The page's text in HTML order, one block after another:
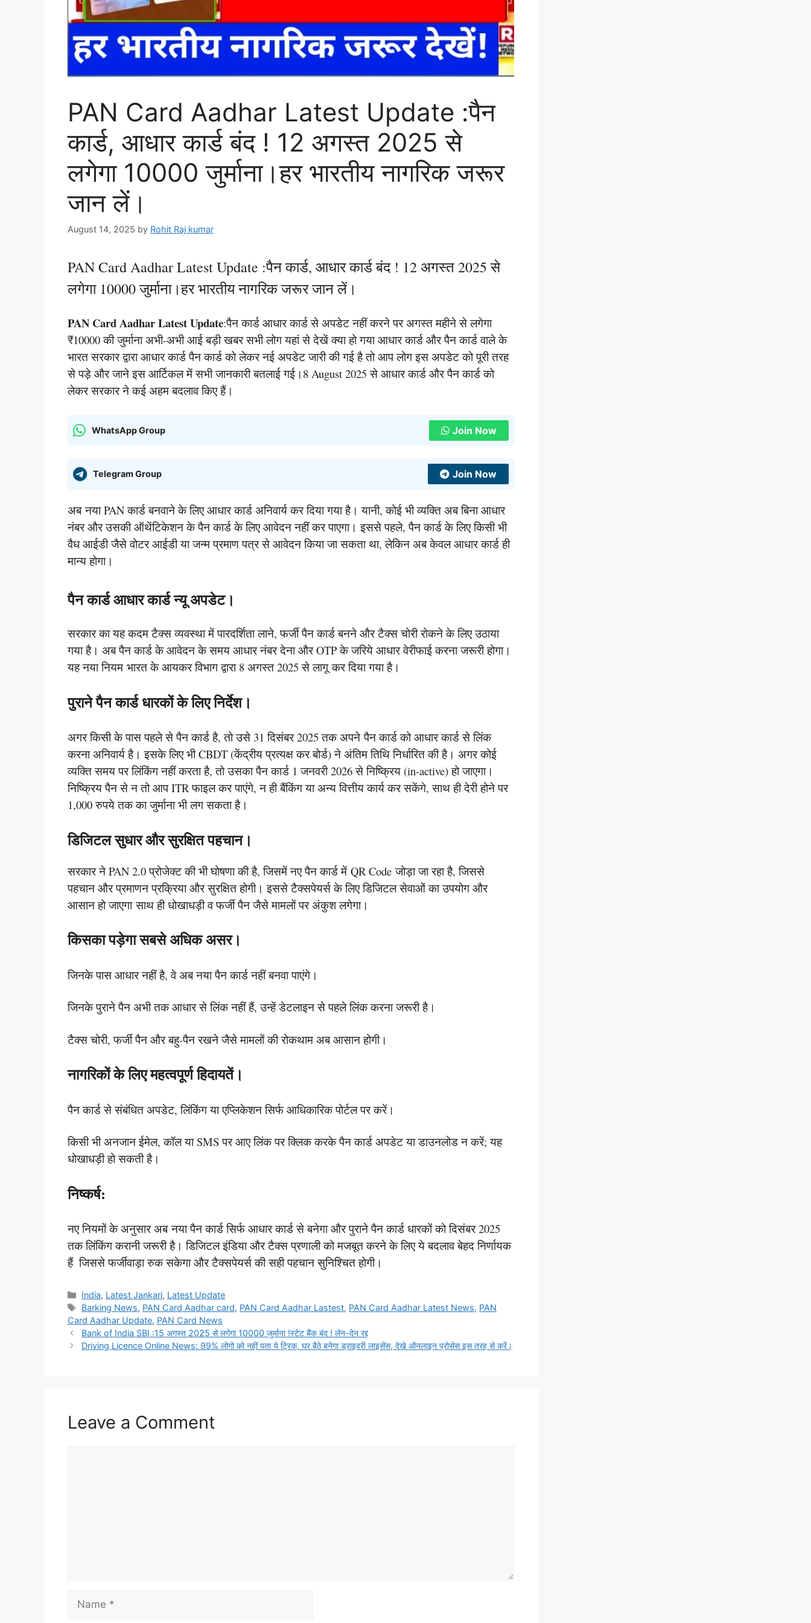
PAN Card Aadhar Latest Update :पैन
कार्ड, आधार कार्ड बंद ! 12 अगस्त 2025 से
लगेगा 10000 जुर्माना।हर भारतीय नागरिक जरूर
जान लें।
August 14, 2025 by Rohit Raj kumar
PAN Card Aadhar Latest Update :पैन कार्ड, आधार कार्ड बंद ! 12 अगस्त 2025 से
लगेगा 10000 जुर्माना।हर भारतीय नागरिक जरूर जान लें।
PAN Card Aadhar Latest Update:पैन कार्ड आधार कार्ड से अपडेट नहीं करने पर अगस्त महीने से लगेगा
₹10000 की जुर्माना अभी-अभी आई बड़ी खबर सभी लोग यहां से देखें क्या हो गया आधार कार्ड और पैन कार्ड वाले के
भारत सरकार द्वारा आधार कार्ड पैन कार्ड को लेकर नई अपडेट जारी की गई है तो आप लोग इस अपडेट को पूरी तरह
से पड़े और जाने इस आर्टिकल में सभी जानकारी बतलाई गई।8 August 2025 से आधार कार्ड और पैन कार्ड को
लेकर सरकार ने कई अहम बदलाव किए हैं।
WhatsApp Group Join Now
Telegram Group Join Now
अब नया PAN कार्ड बनवाने के लिए आधार कार्ड अनिवार्य कर दिया गया है। यानी, कोई भी व्यक्ति अब बिना आधार
नंबर और उसकी ऑथेंटिकेशन के पैन कार्ड के लिए आवेदन नहीं कर पाएगा। इससे पहले, पैन कार्ड के लिए किसी भी
वैध आईडी जैसे वोटर आईडी या जन्म प्रमाण पत्र से आवेदन किया जा सकता था, लेकिन अब केवल आधार कार्ड ही
मान्य होगा।
पैन कार्ड आधार कार्ड न्यू अपडेट।
सरकार का यह कदम टैक्स व्यवस्था में पारदर्शिता लाने, फर्जी पैन कार्ड बनने और टैक्स चोरी रोकने के लिए उठाया
गया है। अब पैन कार्ड के आवेदन के समय आधार नंबर देना और OTP के जरिये आधार वेरीफाई करना जरूरी होगा।
यह नया नियम भारत के आयकर विभाग द्वारा 8 अगस्त 2025 से लागू कर दिया गया है।
पुराने पैन कार्ड धारकों के लिए निर्देश।
अगर किसी के पास पहले से पैन कार्ड है, तो उसे 31 दिसंबर 2025 तक अपने पैन कार्ड को आधार कार्ड से लिंक
करना अनिवार्य है। इसके लिए भी CBDT (केंद्रीय प्रत्यक्ष कर बोर्ड) ने अंतिम तिथि निर्धारित की है। अगर कोई
व्यक्ति समय पर लिंकिंग नहीं करता है, तो उसका पैन कार्ड 1 जनवरी 2026 से निष्क्रिय (in-active) हो जाएगा।
निष्क्रिय पैन से न तो आप ITR फाइल कर पाएंगे, न ही बैंकिंग या अन्य वित्तीय कार्य कर सकेंगे, साथ ही देरी होने पर
1,000 रुपये तक का जुर्माना भी लग सकता है।
डिजिटल सुधार और सुरक्षित पहचान।
सरकार ने PAN 2.0 प्रोजेक्ट की भी घोषणा की है, जिसमें नए पैन कार्ड में QR Code जोड़ा जा रहा है, जिससे
पहचान और प्रमाणन प्रक्रिया और सुरक्षित होगी। इससे टैक्सपेयर्स के लिए डिजिटल सेवाओं का उपयोग और
आसान हो जाएगा साथ ही धोखाधड़ी व फर्जी पैन जैसे मामलों पर अंकुश लगेगा।
किसका पड़ेगा सबसे अधिक असर।
जिनके पास आधार नहीं है, वे अब नया पैन कार्ड नहीं बनवा पाएंगे।
जिनके पुराने पैन अभी तक आधार से लिंक नहीं हैं, उन्हें डेटलाइन से पहले लिंक करना जरूरी है।
टैक्स चोरी, फर्जी पैन और बहु-पैन रखने जैसे मामलों की रोकथाम अब आसान होगी।
नागरिकों के लिए महत्वपूर्ण हिदायतें।
पैन कार्ड से संबंधित अपडेट, लिंकिंग या एप्लिकेशन सिर्फ आधिकारिक पोर्टल पर करें।
किसी भी अनजान ईमेल, कॉल या SMS पर आए लिंक पर क्लिक करके पैन कार्ड अपडेट या डाउनलोड न करें; यह
धोखाधड़ी हो सकती है।
निष्कर्ष:
नए नियमों के अनुसार अब नया पैन कार्ड सिर्फ आधार कार्ड से बनेगा और पुराने पैन कार्ड धारकों को दिसंबर 2025
तक लिंकिंग करानी जरूरी है। डिजिटल इंडिया और टैक्स प्रणाली को मजबूत करने के लिए ये बदलाव बेहद निर्णायक
हैं, जिससे फर्जीवाड़ा रुक सकेगा और टैक्सपेयर्स की सही पहचान सुनिश्चित होगी।
Categories
India, Latest Jankari, Latest Update
Tags
Barking News, PAN Card Aadhar card, PAN Card Aadhar Lastest, PAN Card Aadhar Latest News, PAN
Card Aadhar Update, PAN Card News
Bank of India SBI :15 अगस्त 2025 से लगेगा 10000 जुर्माना !स्टेट बैंक बंद ! लेन-देन रद्द
Driving Licence Online News: 99% लोगो को नहीं पता ये ट्रिक, घर बैठे बनेगा ड्राइवरी लाइसेंस, देखे ऑनलाइन प्रोसेस इस तरह से करें।
Leave a Comment